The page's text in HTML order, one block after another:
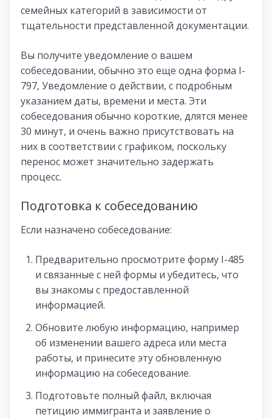
семейных категорий в зависимости от
тщательности представленной документации.
Вы получите уведомление о вашем
собеседовании, обычно это еще одна форма I-
797, Уведомление о действии, с подробным
указанием даты, времени и места. Эти
собеседования обычно короткие, длятся менее
30 минут, и очень важно присутствовать на
них в соответствии с графиком, поскольку
перенос может значительно задержать
процесс.
Подготовка к собеседованию
Если назначено собеседование:
Предварительно просмотрите форму I-485
и связанные с ней формы и убедитесь, что
вы знакомы с предоставленной
информацией.
Обновите любую информацию, например
об изменении вашего адреса или места
работы, и принесите эту обновленную
информацию на собеседование.
Подготовьте полный файл, включая
петицию иммигранта и заявление о